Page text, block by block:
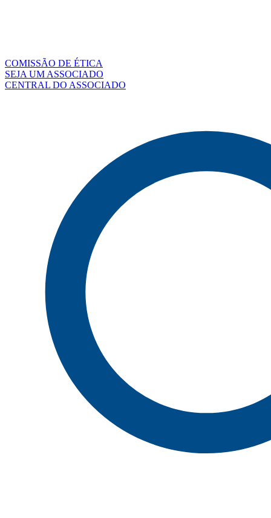
COMISSÃO DE ÉTICA
SEJA UM ASSOCIADO
CENTRAL DO ASSOCIADO